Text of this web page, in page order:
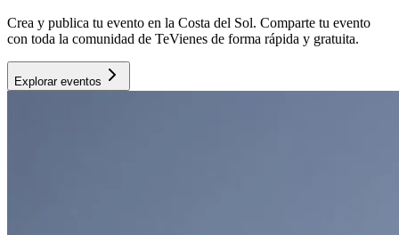
Crea y publica tu evento en la Costa del Sol. Comparte tu evento
con toda la comunidad de TeVienes de forma rápida y gratuita.
Explorar eventos